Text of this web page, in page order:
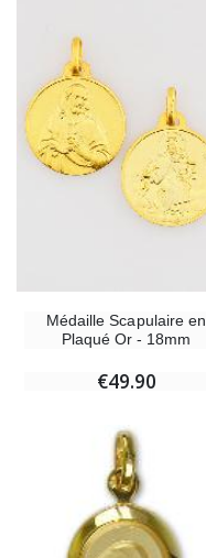
Médaille Scapulaire en
Plaqué Or - 18mm
€49.90